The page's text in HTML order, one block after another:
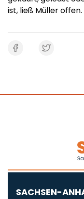
ist, ließ Müller offen.
SACHSEN-